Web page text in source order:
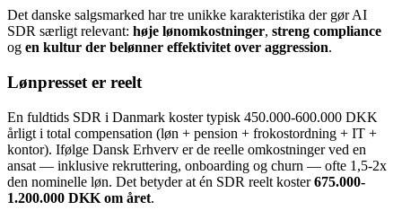
Det danske salgsmarked har tre unikke karakteristika der gør AI
SDR særligt relevant: høje lønomkostninger, streng compliance
og en kultur der belønner effektivitet over aggression.
Lønpresset er reelt
En fuldtids SDR i Danmark koster typisk 450.000-600.000 DKK
årligt i total compensation (løn + pension + frokostordning + IT +
kontor). Ifølge Dansk Erhverv er de reelle omkostninger ved en
ansat — inklusive rekruttering, onboarding og churn — ofte 1,5-2x
den nominelle løn. Det betyder at én SDR reelt koster675.000-
1.200.000 DKK om året.